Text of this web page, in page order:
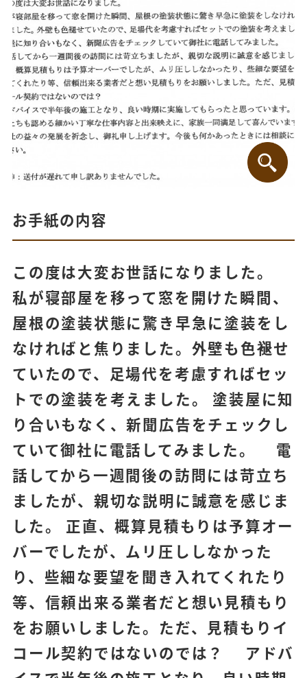
お手紙の内容
この度は大変お世話になりました。
私が寝部屋を移って窓を開けた瞬間、
屋根の塗装状態に驚き早急に塗装をし
なければと焦りました。外壁も色褪せ
ていたので、足場代を考慮すればセッ
トでの塗装を考えました。 塗装屋に知
り合いもなく、新聞広告をチェックし
ていて御社に電話してみました。 電
話してから一週間後の訪問には苛立ち
ましたが、親切な説明に誠意を感じま
した。 正直、概算見積もりは予算オー
バーでしたが、ムリ圧ししなかった
り、些細な要望を聞き入れてくれたり
等、信頼出来る業者だと想い見積もり
をお願いしました。ただ、見積もりイ
コール契約ではないのでは？ アドバ